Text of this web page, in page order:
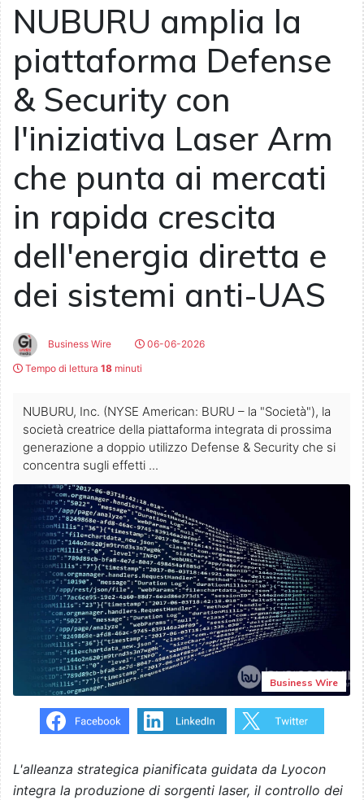
NUBURU amplia la
piattaforma Defense
& Security con
l'iniziativa Laser Arm
che punta ai mercati
in rapida crescita
dell'energia diretta e
dei sistemi anti-UAS
Business Wire
06-06-2026
Tempo di lettura 18 minuti
NUBURU, Inc. (NYSE American: BURU – la "Società"), la
società creatrice della piattaforma integrata di prossima
generazione a doppio utilizzo Defense & Security che si
concentra sugli effetti ...
Business Wire
L'alleanza strategica pianificata guidata da Lyocon
integra la produzione di sorgenti laser, il controllo dei